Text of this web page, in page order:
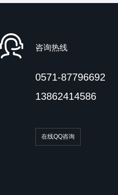
咨询热线
0571-87796692
13862414586
在线QQ咨询